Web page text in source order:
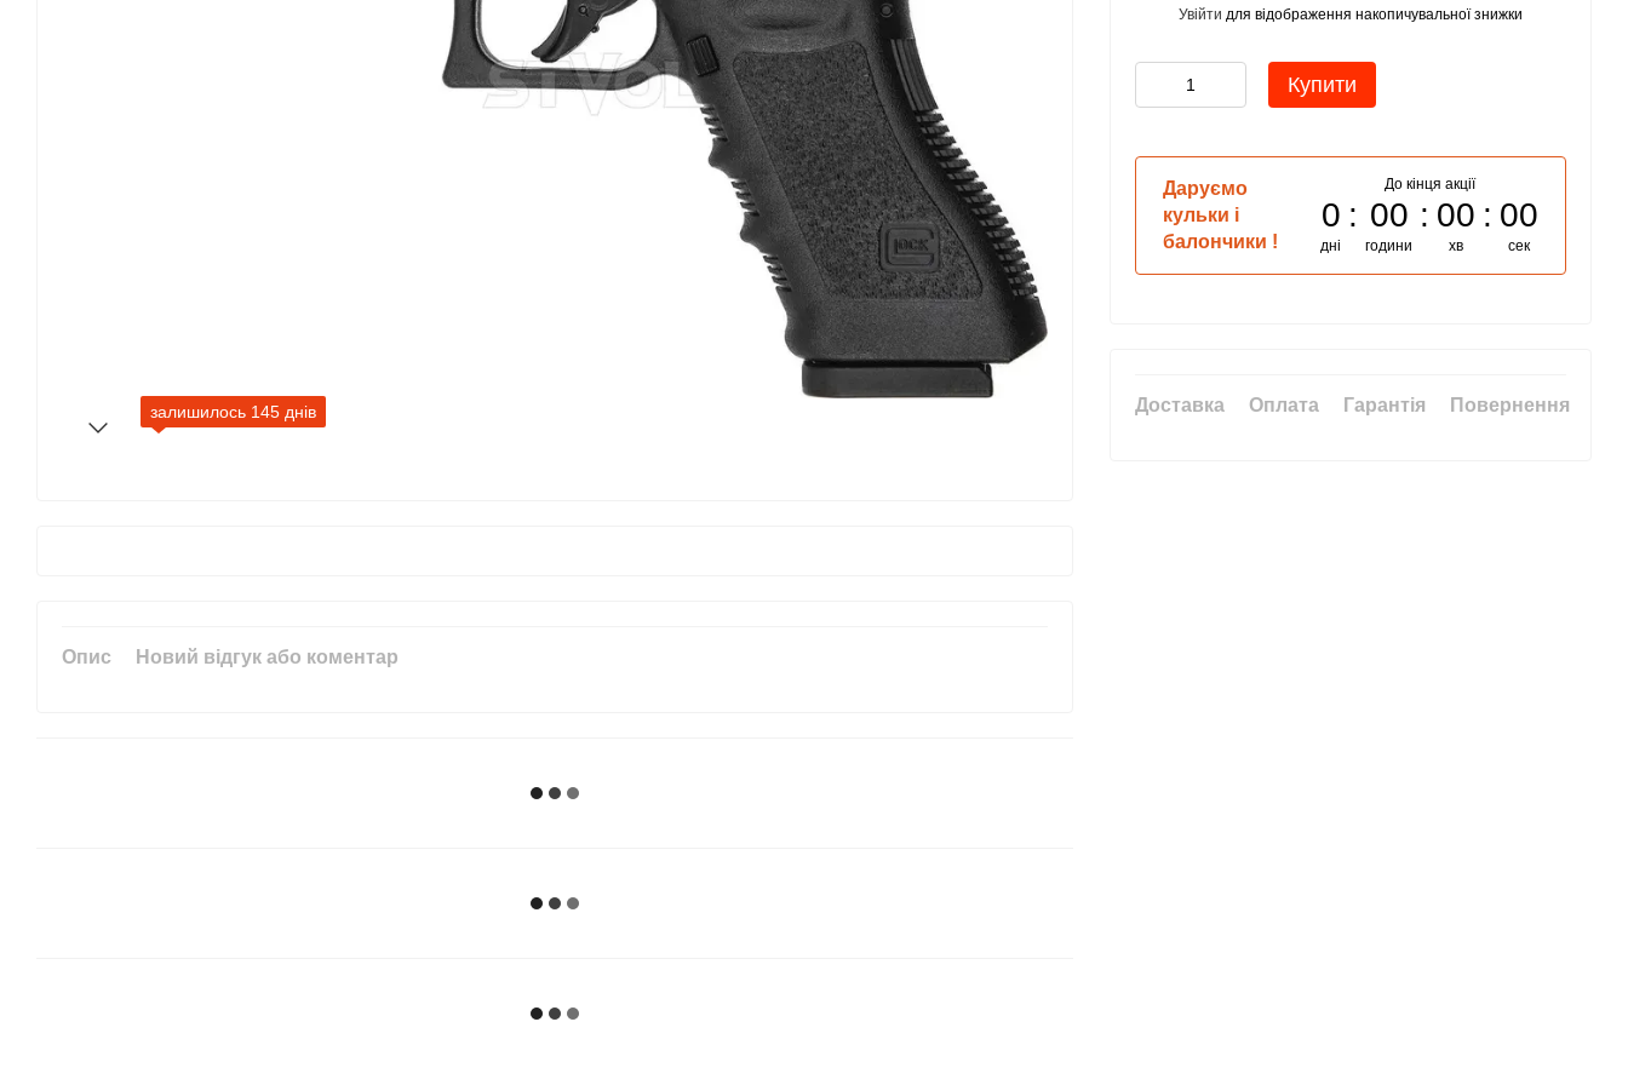
Увійти для відображення накопичувальної знижки
Купити
Даруємо
кульки і
балончики !
До кінця акції
0
дні
00
години
00
хв
00
сек
Доставка Оплата Гарантія Повернення
залишилось 145 днів
Опис Новий відгук або коментар